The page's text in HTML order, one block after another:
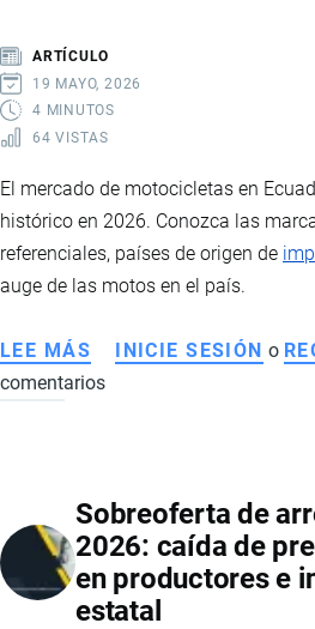
DE
RUTA
DEL
EL
EN
ARTÍCULO
19 MAYO, 2026
4 MINUTOS
64 VISTAS
El mercado de motocicletas en
histórico en 2026. Conozca las
referenciales, países de origen de
auge de las motos en el país.
LEE MÁS SOBRE
MERCADO
ECUADOR
2026:
VENTAS
RÉCORD,
INICIE SESIÓN o
comentarios
Sobreoferta de
2026: caída de
en productores e
estatal